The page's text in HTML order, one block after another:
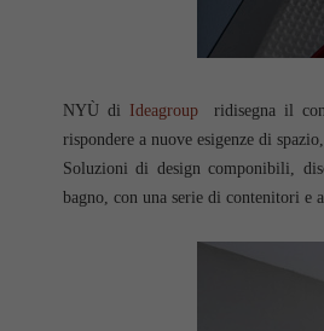
NYÙ di Ideagroupridisegna il
rispondere a nuove esigenze di
Soluzioni di design componibili,
bagno, con una serie di contenitori e